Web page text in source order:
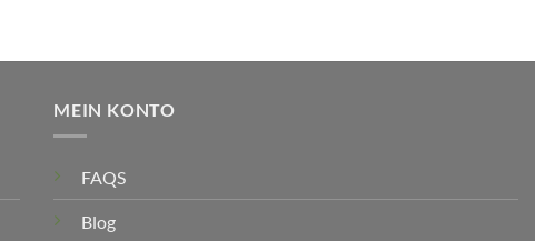
MEIN KONTO
FAQS
Blog